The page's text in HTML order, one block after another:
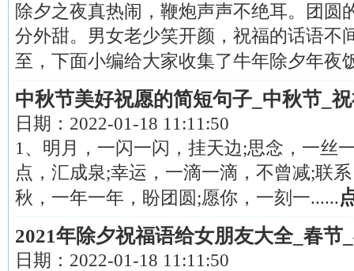
除夕之夜真热闹，鞭炮声声不绝耳。团圆
分外甜。男女老少笑开颜，祝福的话语不
至，下面小编给大家收集了牛年除夕年夜
中秋节美好祝愿的简短句子_中秋节_
日期： 2022-01-18 11:11:50
1、明月，一闪一闪，挂天边;思念，一丝
点，汇成泉;幸运，一滴一滴，不曾减;联
秋，一年一年，盼团圆;愿你，一刻一......
2021年除夕祝福语给女朋友大全_春节
日期： 2022-01-18 11:11:50